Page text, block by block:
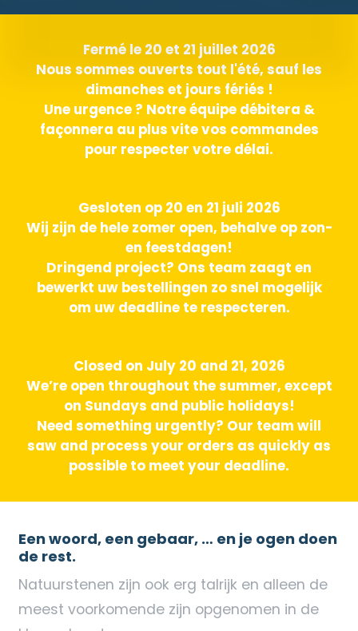
Fermé le 20 et 21 juillet 2026
Nous sommes ouverts tout l'été, sauf les
dimanches et jours fériés !
Une urgence ? Notre équipe débitera &
façonnera au plus vite vos commandes
pour respecter votre délai.
Gesloten op 20 en 21 juli 2026
Wij zijn de hele zomer open, behalve op zon-
en feestdagen!
Dringend project? Ons team zaagt en
bewerkt uw bestellingen zo snel mogelijk
om uw deadline te respecteren.
Closed on July 20 and 21, 2026
We’re open throughout the summer, except
on Sundays and public holidays!
Need something urgently? Our team will
saw and process your orders as quickly as
possible to meet your deadline.
Een woord, een gebaar, … en je ogen doen
de rest.
Natuurstenen zijn ook erg talrijk en alleen de
meest voorkomende zijn opgenomen in de